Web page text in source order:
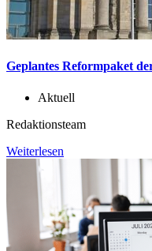
Geplantes Reformpaket
Aktuell
Redaktionsteam
Weiterlesen